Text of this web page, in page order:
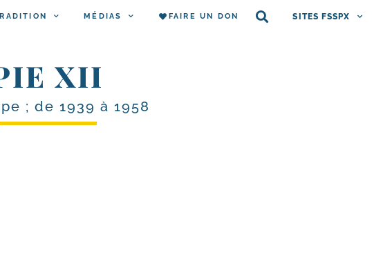
MÉDIAS FAIRE UN DON SITES FSSPX
XII
; de 1939 à 1958